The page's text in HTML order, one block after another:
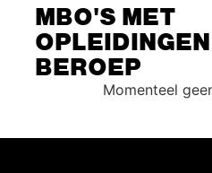
MBO'S MET
BEROEP
Momenteel